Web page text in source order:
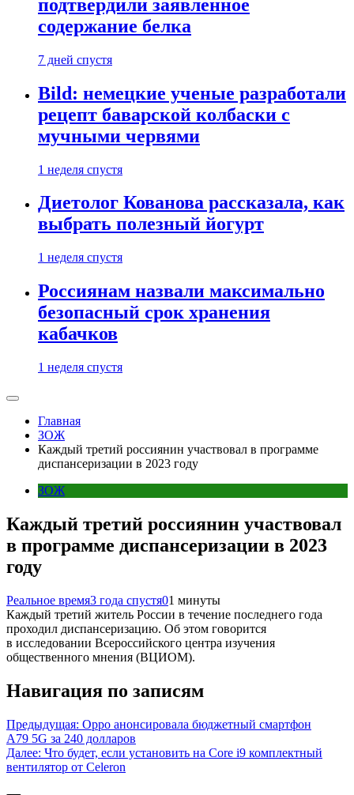
подтвердили заявленное
содержание белка
7 дней спустя
Bild: немецкие ученые разработали
рецепт баварской колбаски с
мучными червями
1 неделя спустя
Диетолог Кованова рассказала, как
выбрать полезный йогурт
1 неделя спустя
Россиянам назвали максимально
безопасный срок хранения
кабачков
1 неделя спустя
Главная
ЗОЖ
Каждый третий россиянин участвовал в программе
диспансеризации в 2023 году
ЗОЖ
Каждый третий россиянин участвовал
в программе диспансеризации в 2023
году
Реальное время3 года спустя01 минуты
Каждый третий житель России в течение последнего года
проходил диспансеризацию. Об этом говорится
в исследовании Всероссийского центра изучения
общественного мнения (ВЦИОМ).
Навигация по записям
Предыдущая: Oppo анонсировала бюджетный смартфон
A79 5G за 240 долларов
Далее: Что будет, если установить на Core i9 комплектный
вентилятор от Celeron